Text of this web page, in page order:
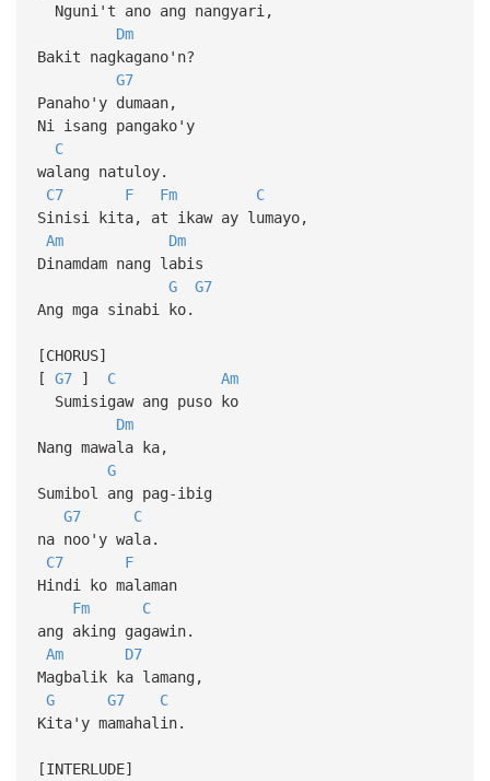
Nguni't ano ang nangyari,
Dm
Bakit nagkagano'n?
G7
Panaho'y dumaan,
Ni isang pangako'y
C
walang natuloy.
C7
F Fm
C
Sinisi kita, at ikaw ay lumayo,
Am
Dm
Dinamdam nang labis
G
G7
Ang mga sinabi ko.
[CHORUS]
[ G7] C
Am
Sumisigaw ang puso ko
Dm
Nang mawala ka,
G
Sumibol ang pag-ibig
G7
C
na noo'y wala.
C7
F
Hindi ko malaman
Fm
C
ang aking gagawin.
Am
D7
Magbalik ka lamang,
G
G7
C
Kita'y mamahalin.
[INTERLUDE]